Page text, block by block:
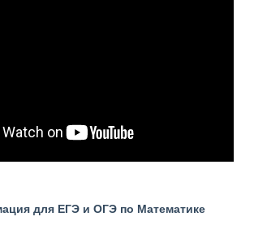
для ЕГЭ и ОГЭ по Математике